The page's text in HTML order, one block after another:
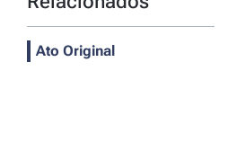
Ato Original